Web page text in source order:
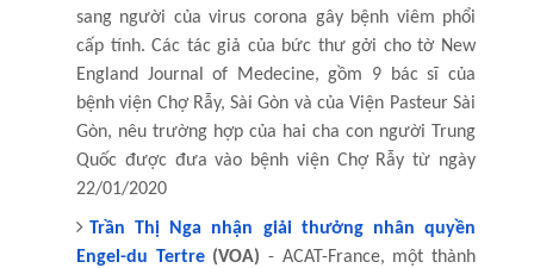
sang người của virus corona gây bệnh viêm phổi
cấp tính. Các tác giả của bức thư gởi cho tờ New
England Journal of Medecine, gồm 9 bác sĩ của
bệnh viện Chợ Rẫy, Sài Gòn và của Viện Pasteur Sài
Gòn, nêu trường hợp của hai cha con người Trung
Quốc được đưa vào bệnh viện Chợ Rẫy từ ngày
22/01/2020
Trần Thị Nga nhận giải thưởng nhân quyền
Engel-du Tertre(VOA) - ACAT-France, một thành